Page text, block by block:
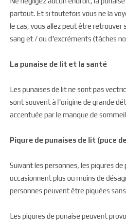
partout. Et si toutefois vous ne la
le cas, vous allez peut être retrouver
sang et / ou d'excréments (tâches
La punaise de lit et la santé
Les punaises de lit ne sont pas
sont souvent à l'origine de grande
accentuée par le manque de
Piqure de punaises de lit (puce
Suivant les personnes, les piqures de
occasionnent plus ou moins de
personnes peuvent être piquées
Les piqures de punaise peuvent